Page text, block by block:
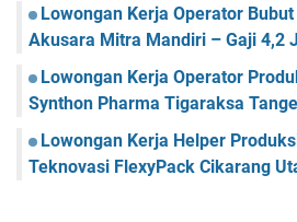
Lowongan Kerja Operator
Akusara Mitra Mandiri – Gaji 4,2
Lowongan Kerja Operator
Synthon Pharma Tigaraksa
Lowongan Kerja Helper
Teknovasi FlexyPack Cikarang